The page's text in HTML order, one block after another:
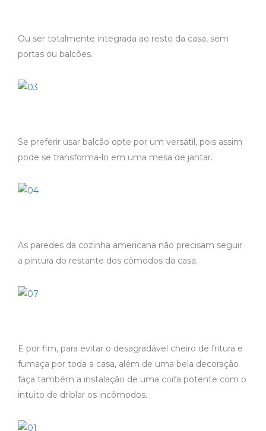
Ou ser totalmente integrada ao resto da casa, sem
portas ou balcões.
Se preferir usar balcão opte por um versátil, pois assim
pode se transforma-lo em uma mesa de jantar.
As paredes da cozinha americana não precisam seguir
a pintura do restante dos cômodos da casa.
E por fim, para evitar o desagradável cheiro de fritura e
fumaça por toda a casa, além de uma bela decoração
faça também a instalação de uma coifa potente com o
intuito de driblar os incômodos.